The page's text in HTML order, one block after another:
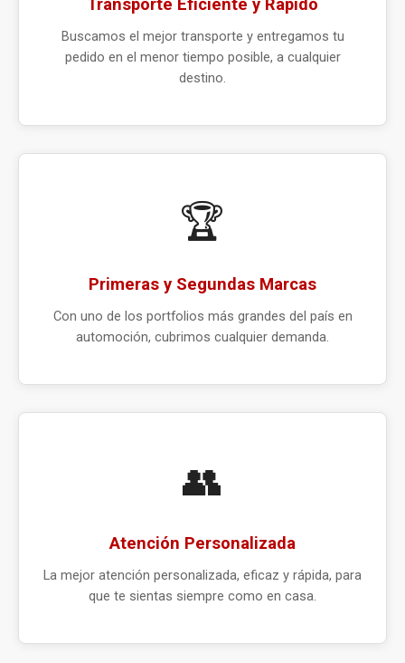
Transporte Eficiente y Rápido
Buscamos el mejor transporte y entregamos tu
pedido en el menor tiempo posible, a cualquier
destino.
🏆
Primeras y Segundas Marcas
Con uno de los portfolios más grandes del país en
automoción, cubrimos cualquier demanda.
👥
Atención Personalizada
La mejor atención personalizada, eficaz y rápida, para
que te sientas siempre como en casa.